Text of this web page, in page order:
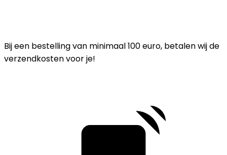
Bij een bestelling van minimaal 100 euro, betalen wij de
verzendkosten voor je!